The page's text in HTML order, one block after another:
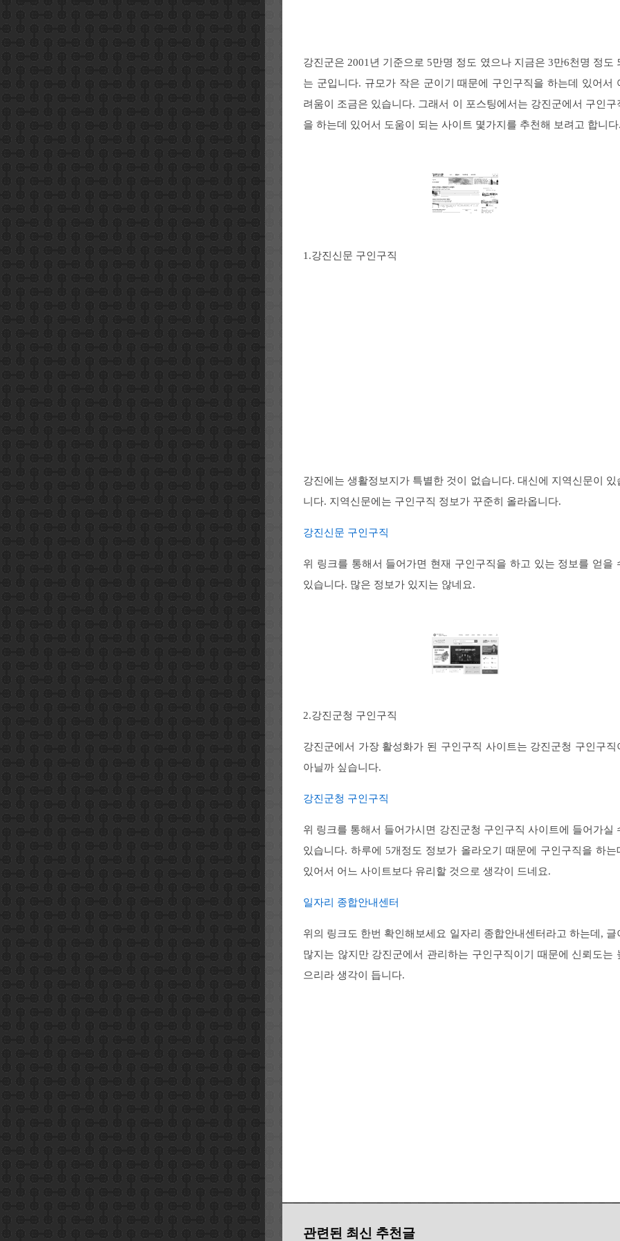
강진군은 2001년 기준으로 5만명 정도 였으나 지금은 3만6천명 정도
는 군입니다. 규모가 작은 군이기 때문에 구인구직을 하는데 있어서
려움이 조금은 있습니다. 그래서 이 포스팅에서는 강진군에서 구인구
을 하는데 있어서 도움이 되는 사이트 몇가지를 추천해 보려고 합니
1.강진신문 구인구직
강진에는 생활정보지가 특별한 것이 없습니다. 대신에 지역신문이 있
니다. 지역신문에는 구인구직 정보가 꾸준히 올라옵니다.
강진신문 구인구직
위 링크를 통해서 들어가면 현재 구인구직을 하고 있는 정보를 얻을
있습니다. 많은 정보가 있지는 않네요.
2.강진군청 구인구직
강진군에서 가장 활성화가 된 구인구직 사이트는 강진군청 구인구직
아닐까 싶습니다.
강진군청 구인구직
위 링크를 통해서 들어가시면 강진군청 구인구직 사이트에 들어가실
있습니다. 하루에 5개정도 정보가 올라오기 때문에 구인구직을 하는
있어서 어느 사이트보다 유리할 것으로 생각이 드네요.
일자리 종합안내센터
위의 링크도 한번 확인해보세요 일자리 종합안내센터라고 하는데, 글
많지는 않지만 강진군에서 관리하는 구인구직이기 때문에 신뢰도는
으리라 생각이 듭니다.
관련된 최신 추천글